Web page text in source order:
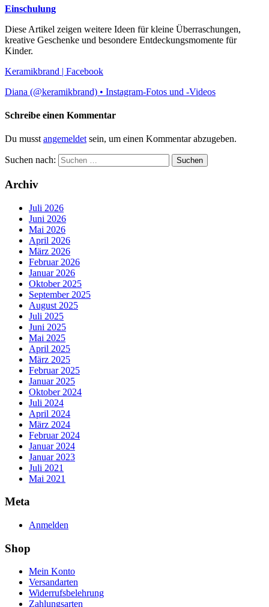
Einschulung
Diese Artikel zeigen weitere Ideen für kleine Überraschungen,
kreative Geschenke und besondere Entdeckungsmomente für
Kinder.
Keramikbrand | Facebook
Diana (@keramikbrand) • Instagram-Fotos und -Videos
Schreibe einen Kommentar
Du musst angemeldet sein, um einen Kommentar abzugeben.
Suchen nach:
Archiv
Juli 2026
Juni 2026
Mai 2026
April 2026
März 2026
Februar 2026
Januar 2026
Oktober 2025
September 2025
August 2025
Juli 2025
Juni 2025
Mai 2025
April 2025
März 2025
Februar 2025
Januar 2025
Oktober 2024
Juli 2024
April 2024
März 2024
Februar 2024
Januar 2024
Januar 2023
Juli 2021
Mai 2021
Meta
Anmelden
Shop
Mein Konto
Versandarten
Widerrufsbelehrung
Zahlungsarten